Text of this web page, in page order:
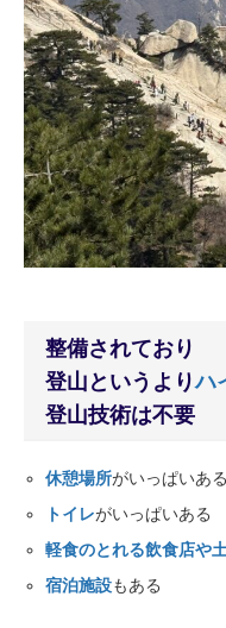
整備されており
登山というよりハ
登山技術は不要
休憩場所がいっぱいある
トイレがいっぱいある
軽食のとれる飲食店や
宿泊施設もある